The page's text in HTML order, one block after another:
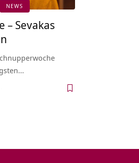
NEWS
– Sevakas